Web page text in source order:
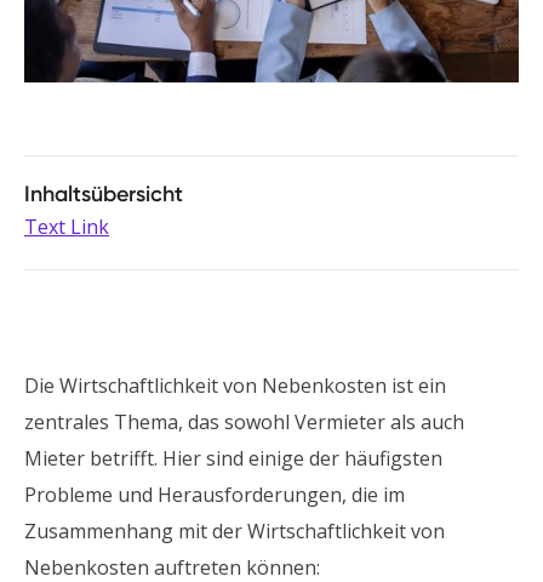
Inhaltsübersicht
Text Link
Die Wirtschaftlichkeit von Nebenkosten ist ein
zentrales Thema, das sowohl Vermieter als auch
Mieter betrifft. Hier sind einige der häufigsten
Probleme und Herausforderungen, die im
Zusammenhang mit der Wirtschaftlichkeit von
Nebenkosten auftreten können: